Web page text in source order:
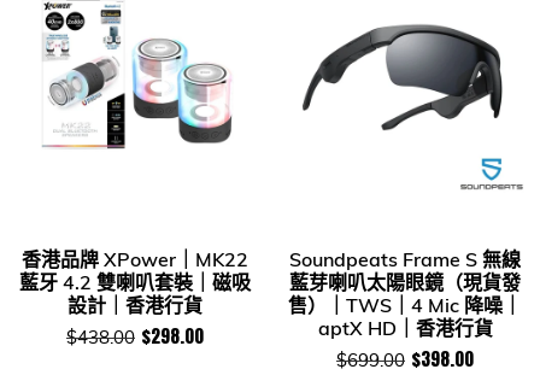
香港品牌 XPower｜MK22
藍牙 4.2 雙喇叭套裝｜磁吸
設計｜香港行貨
$438.00 $298.00
Soundpeats Frame S 無線
藍芽喇叭太陽眼鏡（現貨發
售）｜TWS｜4 Mic 降噪｜
aptX HD｜香港行貨
$699.00 $398.00